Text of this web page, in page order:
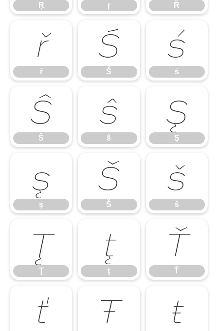
Ŗ ŗ Ř
ř
ř
Ś
Ś
ś
ś
Ŝ
Ŝ
ŝ
ŝ
Ş
Ş
ş
ş
Š
Š
š
š
Ţ
Ţ
ţ
ţ
Ť
Ť
ť Ŧ ŧ